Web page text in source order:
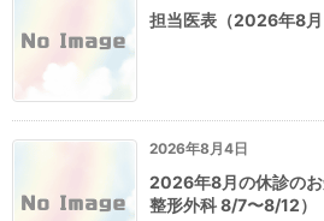
担当医表（2026年8月
2026年8月4日
2026年8月の休診のお
整形外科 8/7〜8/12）